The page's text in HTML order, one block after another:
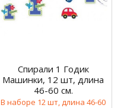
Спирали 1 Годик
Машинки, 12 шт, длина
46-60 см.
В наборе 12 шт, длина 46-60